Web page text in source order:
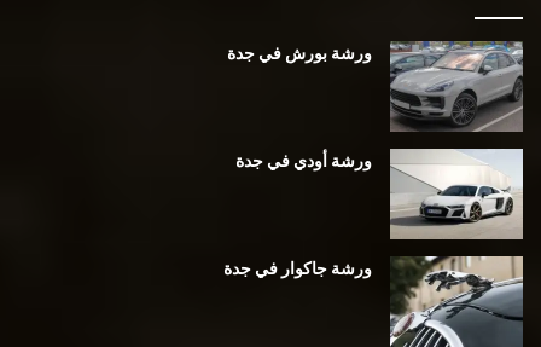
ورشة بورش في جدة
ورشة أودي في جدة
ورشة جاكوار في جدة